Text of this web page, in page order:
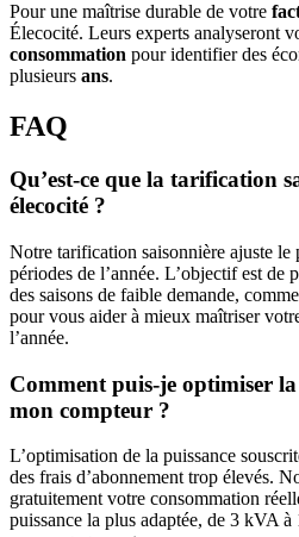
Pour une maîtrise durable de votre
Élecocité. Leurs experts analyseront
consommation pour identifier des
plusieurs ans.
FAQ
Qu’est-ce que la tarification
élecocité ?
Notre tarification saisonnière ajuste
périodes de l’année. L’objectif est de
des saisons de faible demande,
pour vous aider à mieux maîtriser
l’année.
Comment puis-je optimiser la
mon compteur ?
L’optimisation de la puissance
des frais d’abonnement trop élevés.
gratuitement votre consommation
puissance la plus adaptée, de 3 kVA